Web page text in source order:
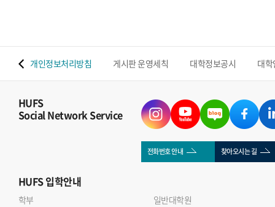
개인정보처리방침 게시판 운영세칙 대학정보공시 대
HUFS
Social Network Service
전화번호 안내 찾아오시는 길
HUFS입학안내
학부
일반대학원